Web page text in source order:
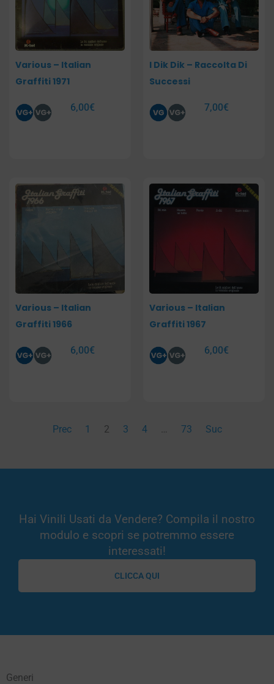
Various – Italian
Graffiti 1971
6,00€
I Dik Dik – Raccolta Di
Successi
7,00€
Various – Italian
Graffiti 1966
6,00€
Various – Italian
Graffiti 1967
6,00€
Prec 1 2 3 4 … 73 Suc
Hai Vinili Usati da Vendere? Compila il nostro
modulo e scopri se potremmo essere
interessati!
CLICCA QUI
Generi